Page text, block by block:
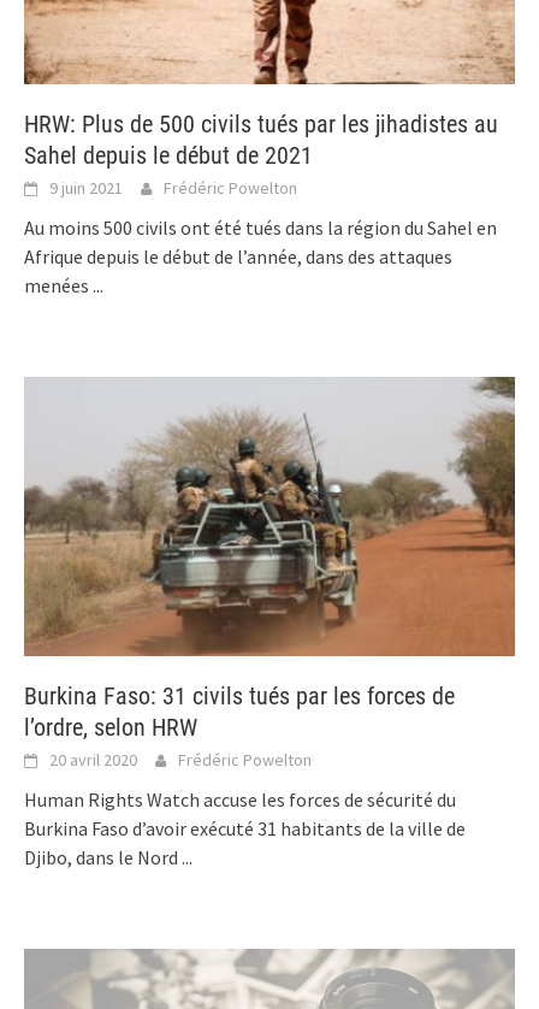
HRW: Plus de 500 civils tués par les jihadistes au
Sahel depuis le début de 2021
9 juin 2021 Frédéric Powelton
Au moins 500 civils ont été tués dans la région du Sahel en
Afrique depuis le début de l’année, dans des attaques
menées ...
Burkina Faso: 31 civils tués par les forces de
l’ordre, selon HRW
20 avril 2020 Frédéric Powelton
Human Rights Watch accuse les forces de sécurité du
Burkina Faso d’avoir exécuté 31 habitants de la ville de
Djibo, dans le Nord ...